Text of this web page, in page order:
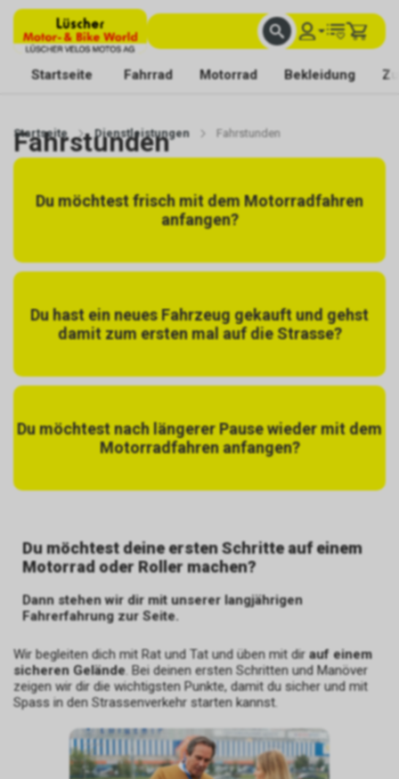
Startseite Fahrrad Motorrad Bekleidung
Startseite Dienstleistungen Fahrstunden
Fahrstunden
Du möchtest frisch mit dem Motorradfahren
anfangen?
Du hast ein neues Fahrzeug gekauft und gehst
damit zum ersten mal auf die Strasse?
Du möchtest nach längerer Pause wieder mit dem
Motorradfahren anfangen?
Du möchtest deine ersten Schritte auf einem
Motorrad oder Roller machen?
Dann stehen wir dir mit unserer langjährigen
Fahrerfahrung zur Seite.
Wir begleiten dich mit Rat und Tat und üben mit dirauf einem
sicheren Gelände . Bei deinen ersten Schritten und Manöver
zeigen wir dir die wichtigsten Punkte, damit du sicher und mit
Spass in den Strassenverkehr starten kannst.